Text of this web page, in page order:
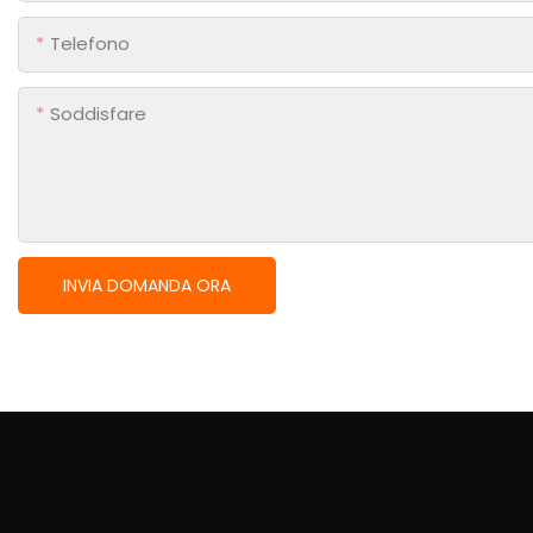
Telefono
Soddisfare
INVIA DOMANDA ORA